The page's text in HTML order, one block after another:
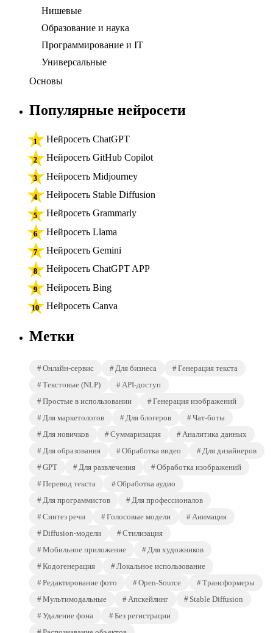
Нишевые
Образование и наука
Программирование и IT
Универсальные
Основы
Популярные нейросети
Нейросеть ChatGPT
Нейросеть GitHub Copilot
Нейросеть Midjourney
Нейросеть Stable Diffusion
Нейросеть Grammarly
Нейросеть Llama
Нейросеть Gemini
Нейросеть ChatGPT APP
Нейросеть Bing
Нейросеть Canva
Метки
Онлайн-сервис Для бизнеса
Генерация текста
Текстовые (NLP)
API-доступ
Простые в использовании
Генерация изображений
Для маркетологов
Для блогеров
Чат-боты
Для новичков
Суммаризация
Аналитика данных
Для образования
Обработка видео
Для дизайнеров
GPT
Для развлечения
Обработка изображений
Перевод текста
Обработка аудио
Для программистов
Для профессионалов
Синтез речи
Голосовые модели
Анимация
Diffusion-модели
Стилизация
Мобильное приложение
Для художников
Кодогенерация
Локальное использование
Редактирование фото
Open-Source
Трансформеры
Мультимодальные
Апскейлинг
Stable Diffusion
Удаление фона
Без регистрации